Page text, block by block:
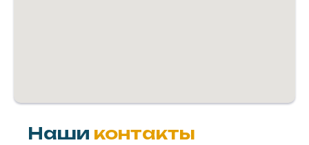
Наши контакты